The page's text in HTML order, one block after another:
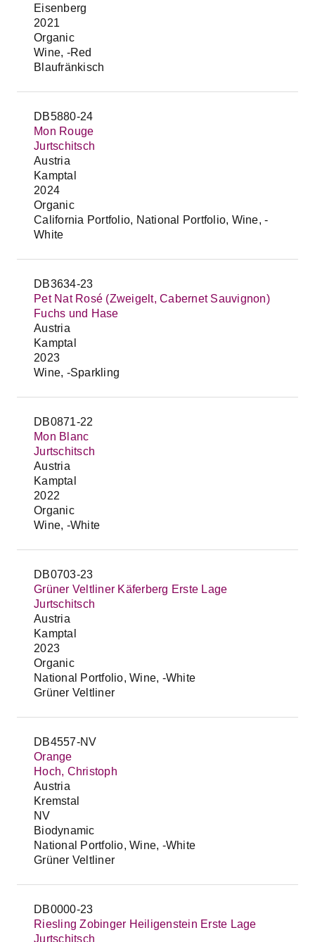
Eisenberg
2021
Organic
Wine, -Red
Blaufränkisch
DB5880-24
Mon Rouge
Jurtschitsch
Austria
Kamptal
2024
Organic
California Portfolio, National Portfolio, Wine, -
White
DB3634-23
Pet Nat Rosé (Zweigelt, Cabernet Sauvignon)
Fuchs und Hase
Austria
Kamptal
2023
Wine, -Sparkling
DB0871-22
Mon Blanc
Jurtschitsch
Austria
Kamptal
2022
Organic
Wine, -White
DB0703-23
Grüner Veltliner Käferberg Erste Lage
Jurtschitsch
Austria
Kamptal
2023
Organic
National Portfolio, Wine, -White
Grüner Veltliner
DB4557-NV
Orange
Hoch, Christoph
Austria
Kremstal
NV
Biodynamic
National Portfolio, Wine, -White
Grüner Veltliner
DB0000-23
Riesling Zobinger Heiligenstein Erste Lage
Jurtschitsch